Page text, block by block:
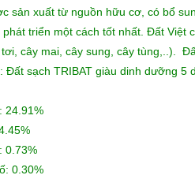
sản xuất từ nguồn hữu cơ, có bổ
triển một cách tốt nhất. Đất Việt
cây mai, cây sung, cây tùng,..).
Đất sạch TRIBAT giàu dinh dưỡng 5
24.91%
0.73%
0.30%